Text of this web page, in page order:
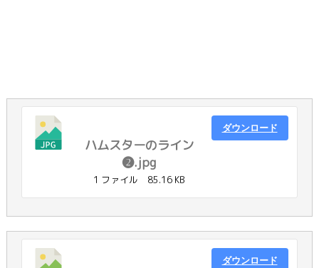
ハムスターのライン
❷.jpg
1 ファイル 85.16 KB
ダウンロード
ダウンロード